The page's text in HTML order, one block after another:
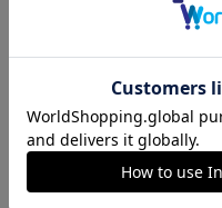
NEW